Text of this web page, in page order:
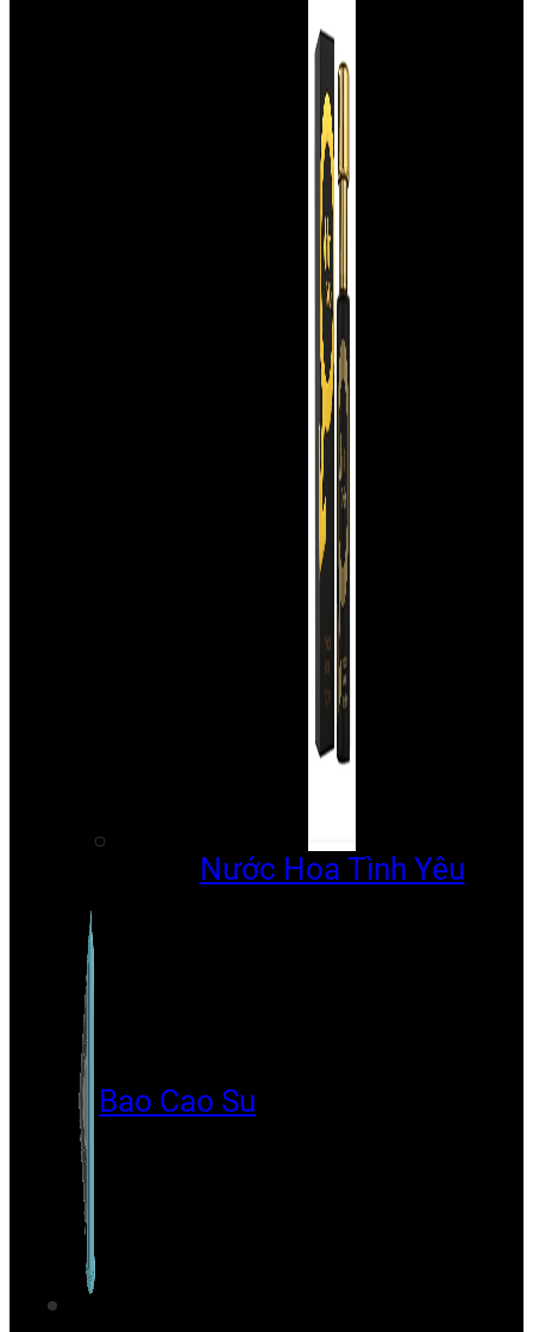
Nước Hoa Tình Yêu
Bao Cao Su